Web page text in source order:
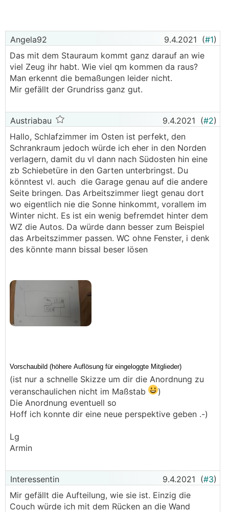
Angela92 9.4.2021 (#1)
Das mit dem Stauraum kommt ganz darauf an wie
viel Zeug ihr habt. Wie viel qm kommen da raus?
Man erkennt die bemaßungen leider nicht.
Mir gefällt der Grundriss ganz gut.
Austriabau 9.4.2021 (#2)
Hallo, Schlafzimmer im Osten ist perfekt, den
Schrankraum jedoch würde ich eher in den Norden
verlagern, damit du vl dann nach Südosten hin eine
zb Schiebetüre in den Garten unterbringst. Du
könntest vl. auch die Garage genau auf die andere
Seite bringen. Das Arbeitszimmer liegt genau dort
wo eigentlich nie die Sonne hinkommt, vorallem im
Winter nicht. Es ist ein wenig befremdet hinter dem
WZ die Autos. Da würde dann besser zum Beispiel
das Arbeitszimmer passen. WC ohne Fenster, i denk
des könnte mann bissal beser lösen
(ist nur a schnelle Skizze um dir die Anordnung zu
veranschaulichen nicht im Maßstab
)
Die Anordnung eventuell so
Hoff ich konnte dir eine neue perspektive geben .-)
Lg
Armin
Interessentin 9.4.2021 (#3)
Mir gefällt die Aufteilung, wie sie ist. Einzig die
Couch würde ich mit dem Rücken an die Wand